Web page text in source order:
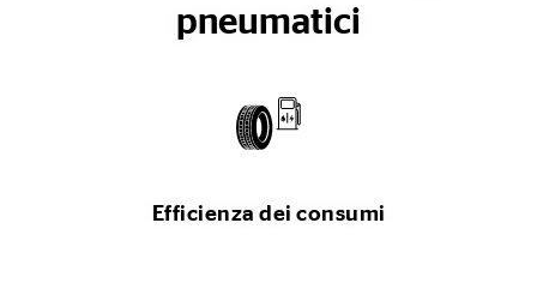
pneumatici
Efficienza dei consumi